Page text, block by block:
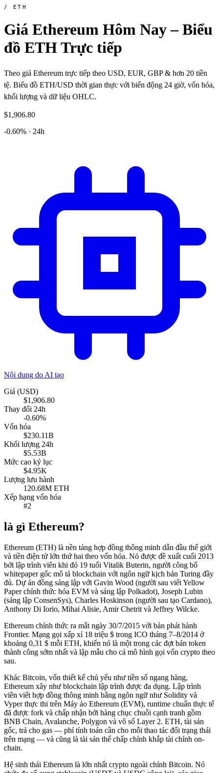
/ ETH
Giá Ethereum Hôm Nay – Biểu
đồ ETH Trực tiếp
Theo giá Ethereum trực tiếp theo USD, EUR, GBP & hơn 20 tiền
tệ. Biểu đồ ETH/USD thời gian thực với biến động 24 giờ, vốn hóa,
khối lượng và dữ liệu OHLC.
$1,906.80
-0.60% · 24h
Nội dung do AI tạo
Giá (USD)
$1,906.80
Thay đổi 24h
-0.60%
Vốn hóa
$230.11B
Khối lượng 24h
$5.53B
Mức cao kỷ lục
$4.95K
Lượng lưu hành
120.68M ETH
Xếp hạng vốn hóa
#2
là gì Ethereum?
Ethereum (ETH) là nền tảng hợp đồng thông minh dẫn đầu thế giới
và tiền điện tử lớn thứ hai theo vốn hóa. Nó được đề xuất cuối 2013
bởi lập trình viên khi đó 19 tuổi Vitalik Buterin, người công bố
whitepaper gốc mô tả blockchain với ngôn ngữ kịch bản Turing đầy
đủ. Dự án đồng sáng lập với Gavin Wood (người sau viết Yellow
Paper chính thức hóa EVM và sáng lập Polkadot), Joseph Lubin
(sáng lập ConsenSys), Charles Hoskinson (người sau tạo Cardano),
Anthony Di Iorio, Mihai Alisie, Amir Chetrit và Jeffrey Wilcke.
Ethereum chính thức ra mắt ngày 30/7/2015 với bản phát hành
Frontier. Mạng gọi xấp xỉ 18 triệu $ trong ICO tháng 7–8/2014 ở
khoảng 0,31 $ mỗi ETH, khiến nó là một trong các đợt bán token
thành công sớm nhất và lập mẫu cho cả mô hình gọi vốn crypto theo
sau.
Khác Bitcoin, vốn thiết kế chủ yếu như tiền số ngang hàng,
Ethereum xây như blockchain lập trình được đa dụng. Lập trình
viên viết hợp đồng thông minh bằng ngôn ngữ như Solidity và
Vyper thực thi trên Máy ảo Ethereum (EVM), runtime chuẩn thực tế
đã được fork và chấp nhận bởi hàng chục chuỗi cạnh tranh gồm
BNB Chain, Avalanche, Polygon và vô số Layer 2. ETH, tài sản
gốc, trả cho gas — phí tính toán cần cho mỗi thao tác đổi trạng thái
trên mạng — và cũng là tài sản thế chấp chính khắp tài chính on-
chain.
Hệ sinh thái Ethereum là lớn nhất crypto ngoài chính Bitcoin. Nó